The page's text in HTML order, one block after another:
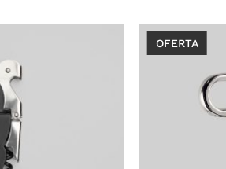
OFERTA